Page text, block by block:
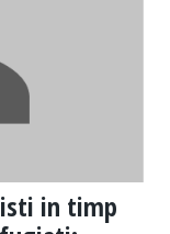
in timp